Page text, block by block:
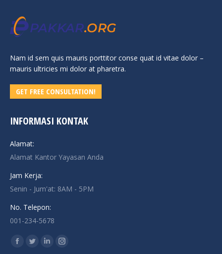
Nam id sem quis mauris porttitor conse quat id vitae dolor –
mauris ultricies mi dolor at pharetra.
GET FREE CONSULTATION!
INFORMASI KONTAK
Alamat:
Alamat Kantor Yayasan Anda
Jam Kerja:
Senin - Jum'at: 8AM - 5PM
No. Telepon:
001-234-5678
Find us on:
Facebook
TwitterLinkedinInstagram